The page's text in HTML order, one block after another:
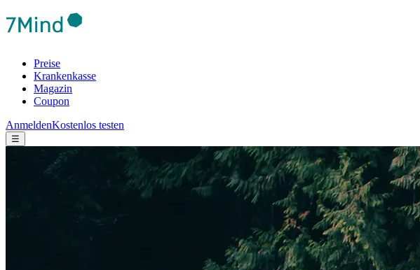
Preise
Krankenkasse
Magazin
Coupon
AnmeldenKostenlos testen
☰